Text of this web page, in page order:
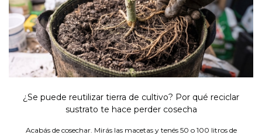
¿Se puede reutilizar tierra de cultivo? Por qué reciclar
sustrato te hace perder cosecha
Acabás de cosechar. Mirás las macetas y tenés 50 o 100 litros de